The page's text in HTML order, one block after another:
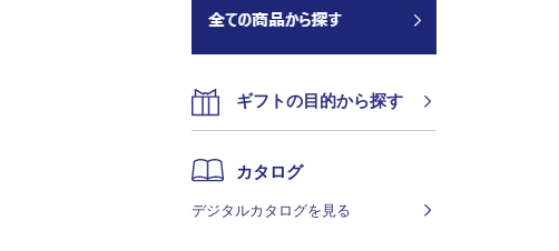
ギフトの目的から探す
カタログ
デジタルカタログを見る